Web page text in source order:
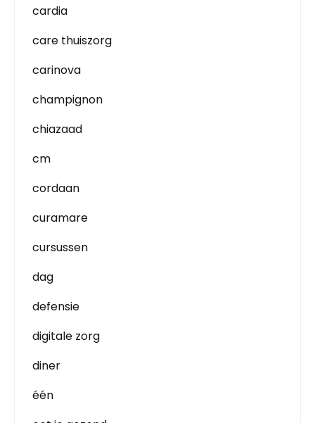
cardia
care thuiszorg
carinova
champignon
chiazaad
cm
cordaan
curamare
cursussen
dag
defensie
digitale zorg
diner
één